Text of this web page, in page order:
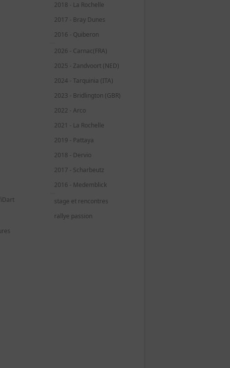
2018 - La Rochelle
2017 - Bray Dunes
2016 - Quiberon
2026 - Carnac(FRA)
2025 - Zandvoort (NED)
2024 - Tarquinia (ITA)
2023 - Bridlington (GBR)
2022 - Arco
2021 - La Rochelle
2019 - Pattaya
2018 - Dervio
2017 - Scharbeutz
2016 - Medemblick
stage et rencontres
rallye passion